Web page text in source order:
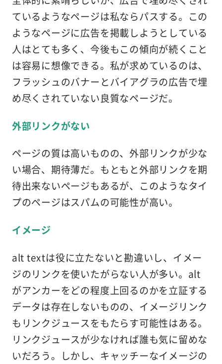
ているようなページは私ならパスする。この
ようなページに広告を掲載しようとしている
人はとても多く、今後もこの傾向が続くこと
は容易に想像できる。私が求めているのは、
フラッシュのバナーとバイアグラの広告で埋
め尽くされていない良質なページだ。
外部リンクがない
ページの質は高いものの、外部リンクが少な
い場合、期待薄だ。もともと外部リンクを期
待出来ないページもあるが、このようなタイ
プのページはスパムの可能性が高い。
イメージ
alt textは役に立たないと勘違いし、イメー
ジのリンクを使いたがらない人が多い。alt
がアンカーをどの程度上回るのかを立証する
データは存在しないものの、イメージリンク
もリンクジュースをもたらす可能性はある。
リンクジュースが少なければ誰も気に留めな
いだろう。しかし、キャッチーなイメージの